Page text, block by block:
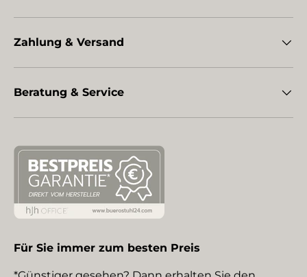
Zahlung & Versand
Beratung & Service
Für Sie immer zum besten Preis